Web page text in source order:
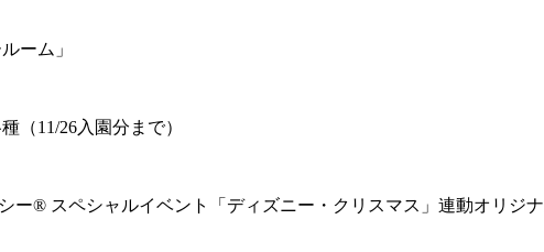
ーム」
（11/26入園分まで）
ー® スペシャルイベント「ディズニー・クリスマス」連動オリジ